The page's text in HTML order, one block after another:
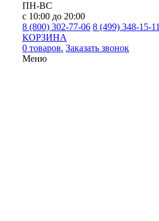
ПН-ВС
с 10:00 до 20:00
8 (800) 302-77-06 8 (499) 348-15-11
КОРЗИНА
0 товаров. Заказать звонок
Меню